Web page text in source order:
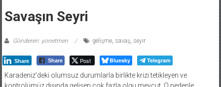
Savaşın Seyri
Gönderen: yonetmen gelişme, savaş, seyir
Share Share Post Bluesky Telegram
Karadeniz’deki olumsuz durumlarla birlikte krizi tetikleyen ve